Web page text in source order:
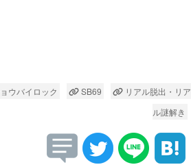
ウバイロック SB69
リアル脱出・リア
ル謎解き